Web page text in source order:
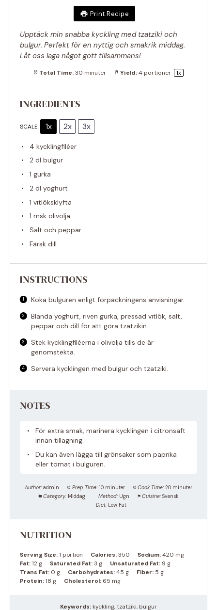
Print Recipe
Upptäck min snabba kyckling med tzatziki och
bulgur. Perfekt för en nyttig och smakrik middag.
Låt oss laga något gott tillsammans!
Total Time: 30 minuter Yield: 4 portioner 1x
INGREDIENTS
SCALE 1x 2x 3x
4 kycklingfiléer
2 dl bulgur
1 gurka
2 dl yoghurt
1 vitlöksklyfta
1 msk olivolja
Salt och peppar
Färsk dill
INSTRUCTIONS
Koka bulguren enligt förpackningens anvisningar.
Blanda yoghurt, riven gurka, pressad vitlök, salt,
peppar och dill för att göra tzatzikin.
Stek kycklingfiléerna i olivolja tills de är
genomstekta.
Servera kycklingen med bulgur och tzatziki.
NOTES
För extra smak, marinera kycklingen i citronsaft
innan tillagning.
Du kan även lägga till grönsaker som paprika
eller tomat i bulguren.
Author: admin Prep Time: 10 minuter Cook Time: 20 minuter
Category: Middag Method: Ugn Cuisine: Svensk
Diet: Low Fat
NUTRITION
Serving Size:1 portion Calories:350 Sodium:420 mg
Fat:12 g Saturated Fat:3 g Unsaturated Fat: 9 g
Trans Fat: 0 g Carbohydrates:45 g Fiber: 5 g
Protein:18 g Cholesterol: 65 mg
Keywords: kyckling, tzatziki, bulgur